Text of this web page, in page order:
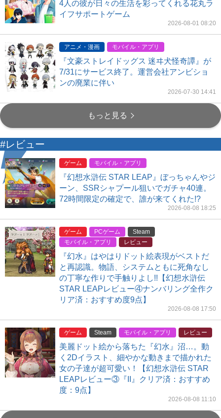
4人の彼が日々の生活を彩ってくれる花丸ラ
イフサポートゲーム
2026-08-01 08:20
アニメ・漫画 モバイル・アプリ
『文豪ストレイドッグス 迷ヰ犬怪奇譚』が
7/31にサービス終了。運営会社アンビショ
ンの廃業に伴い
2026-07-30 14:41
もっと見る
#レビュー
ゲーム モバイル・アプリ
『幻想水滸伝 STAR LEAP』ぼっちゃんやジ
ーン、SSRシャプール狙いでガチャ40連。
72時間限定の確定で、誰が来てくれた!?
2026-08-08 18:25
ゲーム PCゲーム
Steam
モバイル・アプリ
レビュー
『幻水』はやはりドット絵表現がベストだ
と再認識。物語、システムともに死角なし
の丁寧な作りで手触りよし!!【幻想水滸伝
STAR LEAPレビュー④ナンバリング全作ク
リア済：おすすめ度9点】
2026-08-08 17:50
ゲーム Steam モバイル・アプリ レビュー
美麗ドット絵から落ちた『幻水』沼…。動
く2Dイラスト、細やかな動きまで描かれた
女の子達が超可愛い！【幻想水滸伝 STAR
LEAPレビュー③『II』クリア済：おすすめ
度：9点】
2026-08-08 11:10